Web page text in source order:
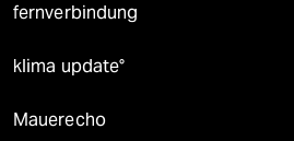
fernverbindung
klima update°
Mauerecho